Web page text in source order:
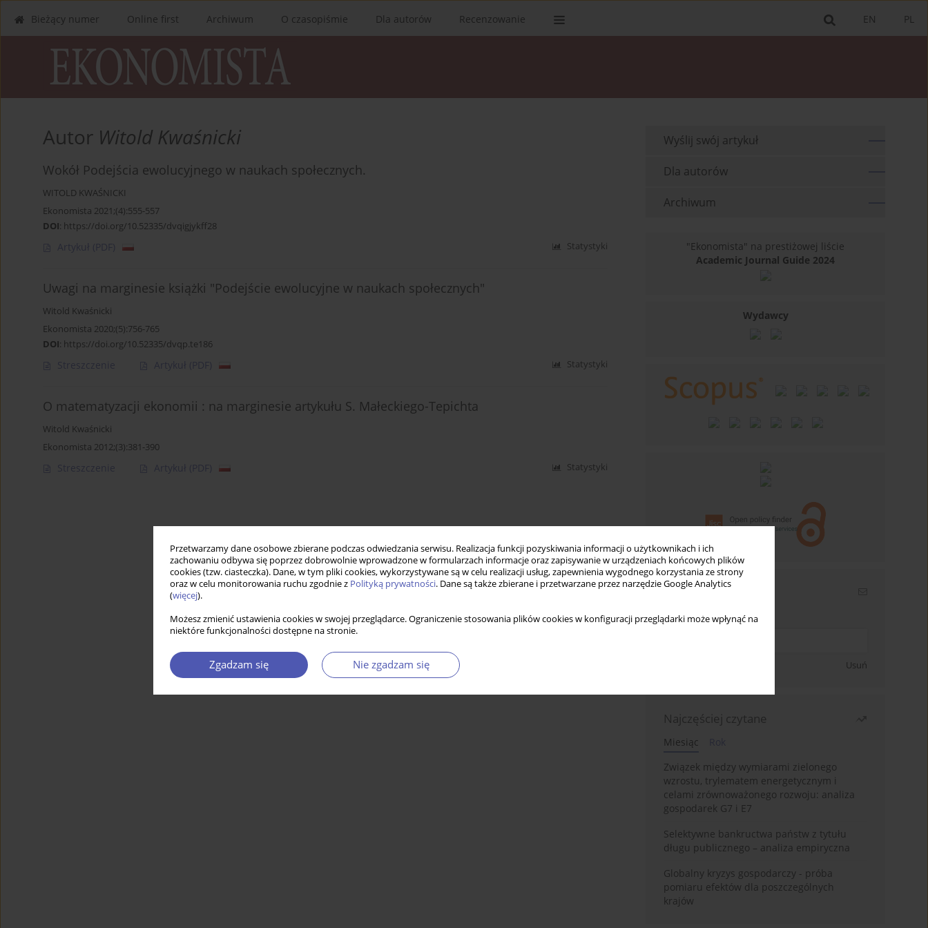
Przetwarzamy dane osobowe zbierane podczas odwiedzania serwisu. Realizacja funkcji pozyskiwania informacji o użytkownikach i ich
zachowaniu odbywa się poprzez dobrowolnie wprowadzone w formularzach informacje oraz zapisywanie w urządzeniach końcowych plików
cookies (tzw. ciasteczka). Dane, w tym pliki cookies, wykorzystywane są w celu realizacji usług, zapewnienia wygodnego korzystania ze strony
oraz w celu monitorowania ruchu zgodnie z Polityką prywatności. Dane są także zbierane i przetwarzane przez narzędzie Google Analytics
(więcej).
Możesz zmienić ustawienia cookies w swojej przeglądarce. Ograniczenie stosowania plików cookies w konfiguracji przeglądarki może wpłynąć na
niektóre funkcjonalności dostępne na stronie.
Zgadzam się Nie zgadzam się
PL
EN
Bieżący numer Online first Archiwum O czasopiśmie Dla autorów Recenzowanie
Autor Witold Kwaśnicki
Wokół Podejścia ewolucyjnego w naukach społecznych.
WITOLD KWAŚNICKI
Ekonomista 2021;(4):555-557
DOI: https://doi.org/10.52335/dvqigjykff28
Artykuł (PDF) Statystyki
Uwagi na marginesie książki "Podejście ewolucyjne w naukach społecznych"
Witold Kwaśnicki
Ekonomista 2020;(5):756-765
DOI: https://doi.org/10.52335/dvqp.te186
Streszczenie Artykuł (PDF) Statystyki
O matematyzacji ekonomii : na marginesie artykułu S. Małeckiego-Tepichta
Witold Kwaśnicki
Ekonomista 2012;(3):381-390
Streszczenie Artykuł (PDF) Statystyki
Wyślij swój artykuł
Dla autorów
Archiwum
"Ekonomista" na prestiżowej liście
Academic Journal Guide 2024
Wydawcy
Newsletter
Wpisz swój adres email
Usuń
Najczęściej czytane
Miesiąc
Związek między wymiarami zielonego
wzrostu, trylematem energetycznym i
celami zrównoważonego rozwoju: analiza
gospodarek G7 i E7
Selektywne bankructwa państw z tytułu
długu publicznego – analiza empiryczna
Globalny kryzys gospodarczy - próba
pomiaru efektów dla poszczególnych
krajów